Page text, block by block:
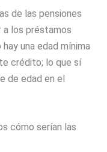
de las pensiones
a los préstamos
una edad mínima
crédito; lo que sí
de edad en el
cómo serían las